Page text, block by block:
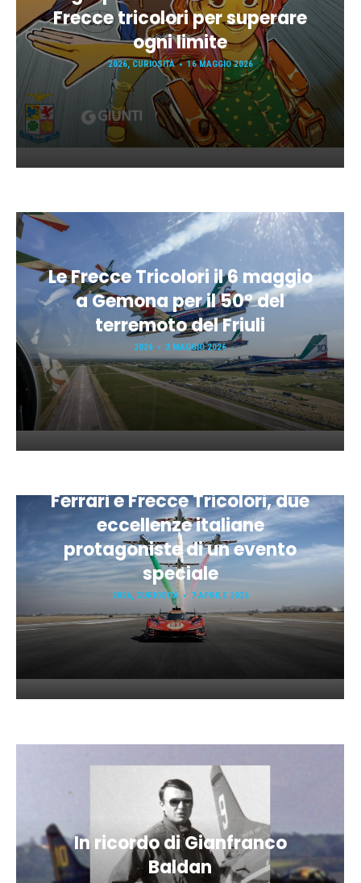
Frecce tricolori per superare
ogni limite
2026,CURIOSITÀ 16 MAGGIO 2026
Le Frecce Tricolori il 6 maggio
a Gemona per il 50° del
terremoto del Friuli
2026 3 MAGGIO 2026
Ferrari e Frecce Tricolori, due
eccellenze italiane
protagoniste di un evento
speciale
2026, CURIOSITÀ 7 APRILE 2026
In ricordo di Gianfranco
Baldan